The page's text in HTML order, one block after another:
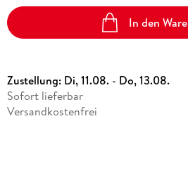
In den
Zustellung: Di, 11.08. - Do, 13.08.
Sofort lieferbar
Versandkostenfrei